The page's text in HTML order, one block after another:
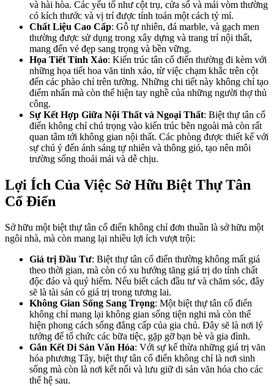
và hài hòa. Các yếu tố như cột trụ, cửa sổ và mái vòm thường
có kích thước và vị trí được tính toán một cách tỷ mỉ.
Chất Liệu Cao Cấp: Gỗ tự nhiên, đá marble, và gạch men
thường được sử dụng trong xây dựng và trang trí nội thất,
mang đến vẻ đẹp sang trọng và bền vững.
Họa Tiết Tinh Xảo: Kiến trúc tân cổ điển thường đi kèm với
những họa tiết hoa văn tinh xảo, từ việc chạm khắc trên cột
đến các phào chỉ trên tường. Những chi tiết này không chỉ tạo
điểm nhấn mà còn thể hiện tay nghề của những người thợ thủ
công.
Sự Kết Hợp Giữa Nội Thất và Ngoại Thất: Biệt thự tân cổ
điển không chỉ chú trọng vào kiến trúc bên ngoài mà còn rất
quan tâm tới không gian nội thất. Các phòng được thiết kế với
sự chú ý đến ánh sáng tự nhiên và thông gió, tạo nên môi
trường sống thoải mái và dễ chịu.
Lợi Ích Của Việc Sở Hữu Biệt Thự Tân
Cổ Điển
Sở hữu một biệt thự tân cổ điển không chỉ đơn thuần là sở hữu một
ngôi nhà, mà còn mang lại nhiều lợi ích vượt trội:
Giá trị Đầu Tư: Biệt thự tân cổ điển thường không mất giá
theo thời gian, mà còn có xu hướng tăng giá trị do tính chất
độc đáo và quý hiếm. Nếu biết cách đầu tư và chăm sóc, đây
sẽ là tài sản có giá trị trong tương lai.
Không Gian Sống Sang Trọng: Một biệt thự tân cổ điển
không chỉ mang lại không gian sống tiện nghi mà còn thể
hiện phong cách sống đẳng cấp của gia chủ. Đây sẽ là nơi lý
tưởng để tổ chức các bữa tiệc, gặp gỡ bạn bè và gia đình.
Gắn Kết Di Sản Văn Hóa: Với sự kế thừa những giá trị văn
hóa phương Tây, biệt thự tân cổ điển không chỉ là nơi sinh
sống mà còn là nơi kết nối và lưu giữ di sản văn hóa cho các
thế hệ sau.